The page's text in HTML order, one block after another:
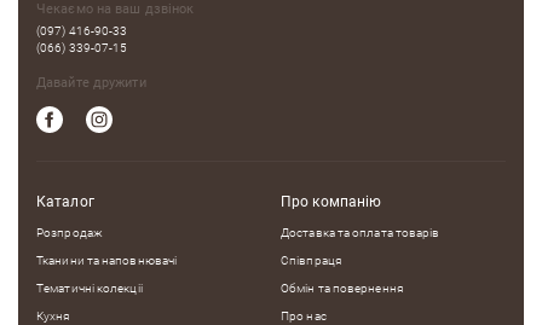
Чекаємо на ваш дзвінок
(097) 416-90-33
(066) 339-07-15
Давайте дружити
Каталог
Розпродаж
Тканини та наповнювачі
Тематичні колекцii
Кухня
Про компанію
Доставка та оплата товарів
Співпраця
Обмін та повернення
Про нас